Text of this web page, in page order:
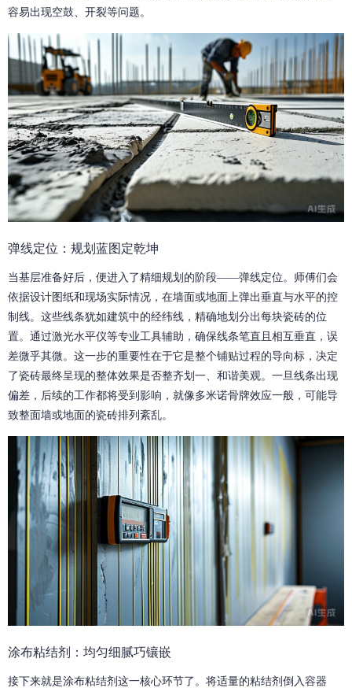
容易出现空鼓、开裂等问题。
弹线定位：规划蓝图定乾坤
当基层准备好后，便进入了精细规划的阶段——弹线定位。师傅们会
依据设计图纸和现场实际情况，在墙面或地面上弹出垂直与水平的控
制线。这些线条犹如建筑中的经纬线，精确地划分出每块瓷砖的位
置。通过激光水平仪等专业工具辅助，确保线条笔直且相互垂直，误
差微乎其微。这一步的重要性在于它是整个铺贴过程的导向标，决定
了瓷砖最终呈现的整体效果是否整齐划一、和谐美观。一旦线条出现
偏差，后续的工作都将受到影响，就像多米诺骨牌效应一般，可能导
致整面墙或地面的瓷砖排列紊乱。
涂布粘结剂：均匀细腻巧镶嵌
接下来就是涂布粘结剂这一核心环节了。将适量的粘结剂倒入容器